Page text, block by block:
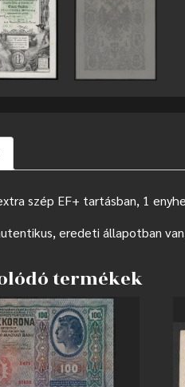
szép EF+ tartásban, 1
eredeti állapotban
termékek